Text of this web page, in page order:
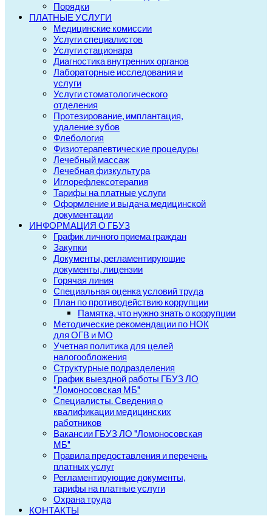
Порядки
ПЛАТНЫЕ УСЛУГИ
Медицинские комиссии
Услуги специалистов
Услуги стационара
Диагностика внутренних органов
Лабораторные исследования и
услуги
Услуги стоматологического
отделения
Протезирование, имплантация,
удаление зубов
Флебология
Физиотерапевтические процедуры
Лечебный массаж
Лечебная физкультура
Иглорефлексотерапия
Тарифы на платные услуги
Оформление и выдача медицинской
документации
ИНФОРМАЦИЯ О ГБУЗ
График личного приема граждан
Закупки
Документы, регламентирующие
документы, лицензии
Горячая линия
Специальная оценка условий труда
План по противодействию коррупции
Памятка, что нужно знать о коррупции
Методические рекомендации по НОК
для ОГВ и МО
Учетная политика для целей
налогообложения
Структурные подразделения
График выездной работы ГБУЗ ЛО
"Ломоносовская МБ"
Специалисты. Сведения о
квалификации медицинских
работников
Вакансии ГБУЗ ЛО "Ломоносовская
МБ"
Правила предоставления и перечень
платных услуг
Регламентирующие документы,
тарифы на платные услуги
Охрана труда
КОНТАКТЫ